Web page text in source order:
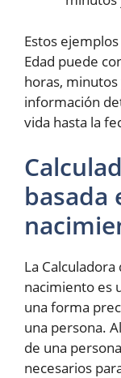
Estos
Edad puede
horas,
información
vida hasta la
basada
La Calculadora
nacimiento es
una forma
una persona.
de una
necesarios